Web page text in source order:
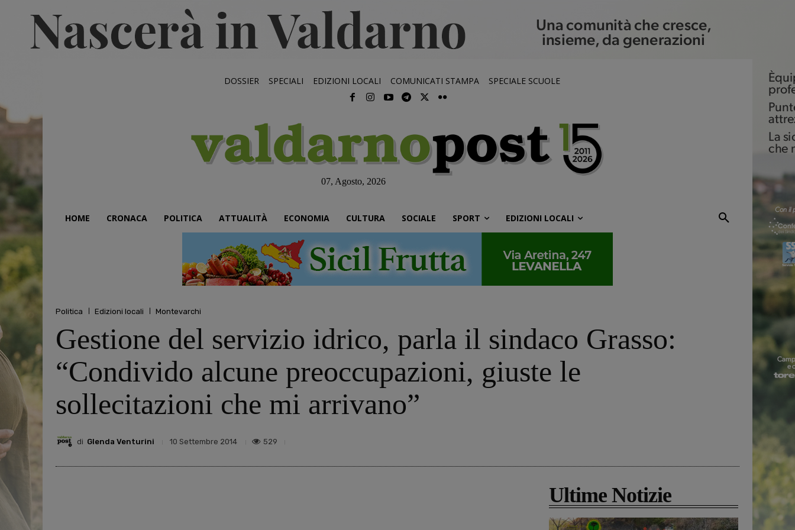
DOSSIER SPECIALI EDIZIONI LOCALI COMUNICATI STAMPA SPECIALE SCUOLE
07, Agosto, 2026
HOME CRONACA POLITICA ATTUALITÀ ECONOMIA CULTURA SOCIALE SPORT EDIZIONI LOCALI
Politica Edizioni locali Montevarchi
Gestione del servizio idrico, parla il sindaco Grasso:
“Condivido alcune preoccupazioni, giuste le
sollecitazioni che mi arrivano”
di Glenda Venturini 10 Settembre 2014 529
Ultime Notizie